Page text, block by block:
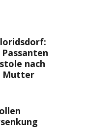
nach
Mutter